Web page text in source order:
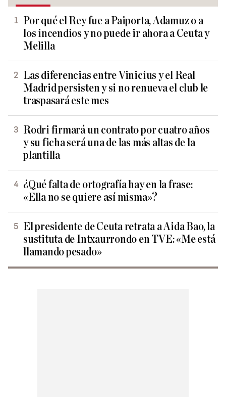
Por qué el Rey fue a Paiporta, Adamuz o a
los incendios y no puede ir ahora a Ceuta y
Melilla
Las diferencias entre Vinicius y el Real
Madrid persisten y si no renueva el club le
traspasará este mes
Rodri firmará un contrato por cuatro años
y su ficha será una de las más altas de la
plantilla
¿Qué falta de ortografía hay en la frase:
«Ella no se quiere así misma»?
El presidente de Ceuta retrata a Aida Bao, la
sustituta de Intxaurrondo en TVE: «Me está
llamando pesado»